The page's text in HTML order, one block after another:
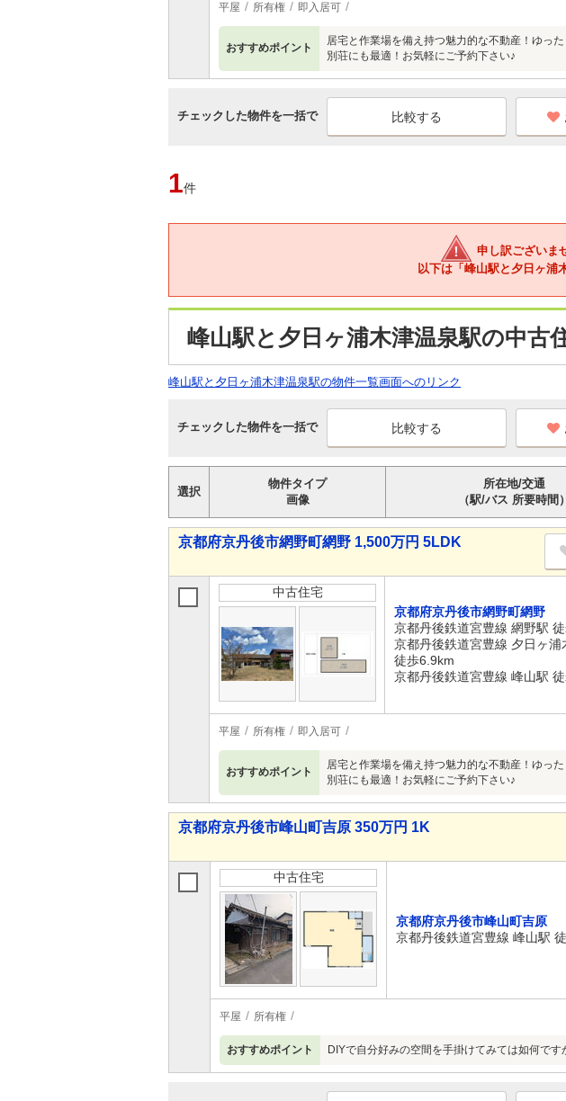
平屋 所有権 即入居可
おすすめポイント
居宅と作業場を備え持つ魅力的な不動産！ゆっ
別荘にも最適！お気軽にご予約下さい♪
チェックした物件を一括で
1件
申し訳ございま
以下は「峰山駅と夕日ヶ浦
峰山駅と夕日ヶ浦木津温泉駅の中古
峰山駅と夕日ヶ浦木津温泉駅の物件一覧画面へのリンク
チェックした物件を一括で
選択
物件タイプ
画像
所在地/交通
（駅/バス 所要時間）
京都府京丹後市網野町網野 1,500万円 5LDK
中古住宅
京都府京丹後市網野町網野
京都丹後鉄道宮豊線 網野駅
京都丹後鉄道宮豊線 夕日ヶ浦
徒歩6.9km
京都丹後鉄道宮豊線 峰山駅
平屋 所有権 即入居可
おすすめポイント
居宅と作業場を備え持つ魅力的な不動産！ゆっ
別荘にも最適！お気軽にご予約下さい♪
京都府京丹後市峰山町吉原 350万円 1K
中古住宅
京都府京丹後市峰山町吉原
京都丹後鉄道宮豊線 峰山駅
平屋 所有権
おすすめポイント DIYで自分好みの空間を手掛けてみては如何で